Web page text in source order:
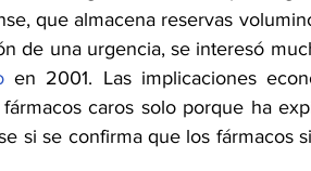
que almacena reservas
de una urgencia, se interesó
en 2001. Las implicaciones
caros solo porque ha
si se confirma que los fármacos